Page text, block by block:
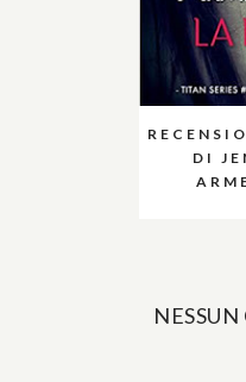
DI